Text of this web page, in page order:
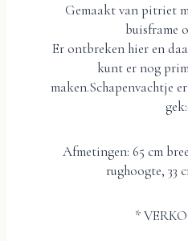
Gemaakt van pitriet
buisframe
Er ontbreken hier en
kunt er nog
maken.Schapenvachtje
Afmetingen: 65 cm
rughoogte, 33
*